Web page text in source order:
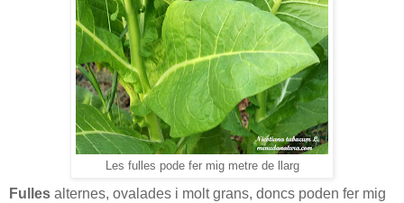
Les fulles pode fer mig metre de llarg
Fulles alternes, ovalades i molt grans, doncs poden fer mig